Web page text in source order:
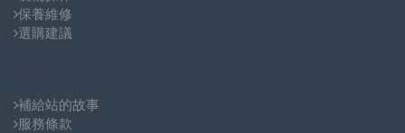
保養維修
選購建議
補給站的故事
服務條款